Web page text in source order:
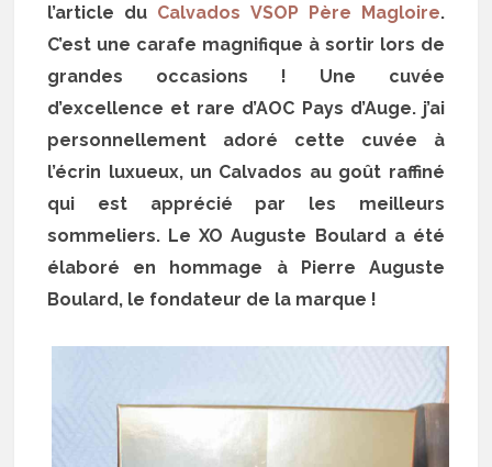
l’article du Calvados VSOP Père Magloire.
C’est une carafe magnifique à sortir lors de
grandes occasions ! Une cuvée
d’excellence et rare d’AOC Pays d’Auge. j’ai
personnellement adoré cette cuvée à
l’écrin luxueux, un Calvados au goût raffiné
qui est apprécié par les meilleurs
sommeliers. Le XO Auguste Boulard a été
élaboré en hommage à Pierre Auguste
Boulard, le fondateur de la marque !